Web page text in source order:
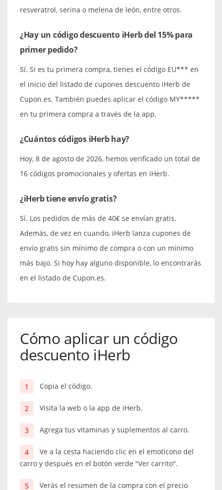
resveratrol, serina o melena de león, entre otros.
¿Hay un código descuento iHerb del 15% para
primer pedido?
Sí. Si es tu primera compra, tienes el código EU*** en
el inicio del listado de cupones descuento iHerb de
Cupon.es. También puedes aplicar el código MY*****
en tu primera compra a través de la app.
¿Cuántos códigos iHerb hay?
Hoy, 8 de agosto de 2026, hemos verificado un total de
16 códigos promocionales y ofertas en iHerb.
¿iHerb tiene envío gratis?
Sí. Los pedidos de más de 40€ se envían gratis.
Además, de vez en cuando, iHerb lanza cupones de
envío gratis sin mínimo de compra o con un mínimo
más bajo. Si hoy hay alguno disponible, lo encontrarás
en el listado de Cupon.es.
Cómo aplicar un código
descuento iHerb
Copia el código.
Visita la web o la app de iHerb.
Agrega tus vitaminas y suplementos al carro.
Ve a la cesta haciendo clic en el emoticono del
carro y después en el botón verde "Ver carrito".
Verás el resumen de la compra con el precio